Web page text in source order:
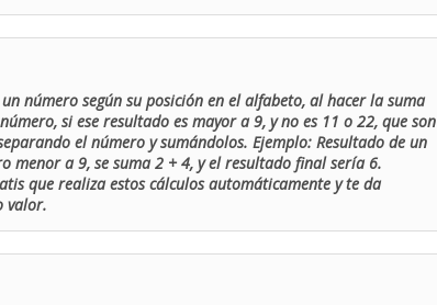
número según su posición en el alfabeto, al hacer la suma
si ese resultado es mayor a 9, y no es 11 o 22, que son
el número y sumándolos. Ejemplo: Resultado de un
menor a 9, se suma 2 + 4, y el resultado final sería 6.
que realiza estos cálculos automáticamente y te da
valor.